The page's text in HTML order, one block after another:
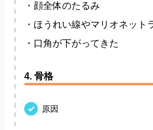
・顔全体のたるみ
・ほうれい線やマリオネット
・口角が下がってきた
4. 骨格
原因